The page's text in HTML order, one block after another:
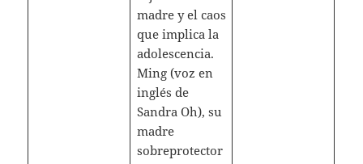
madre y el caos
que implica la
adolescencia.
Ming (voz en
inglés de
Sandra Oh), su
madre
sobreprotector